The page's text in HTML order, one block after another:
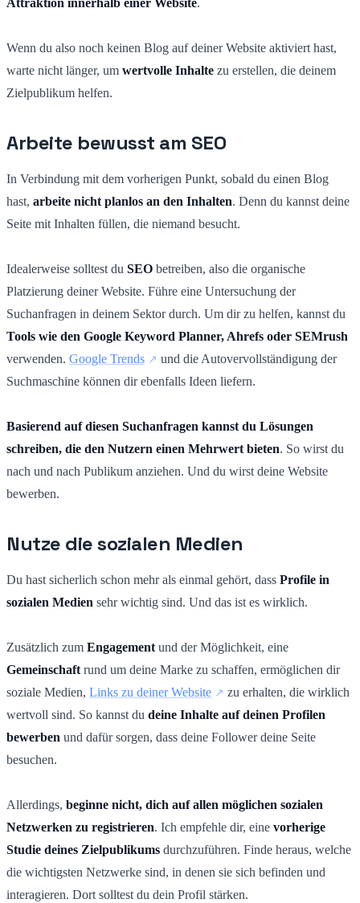
Wenn du also noch keinen Blog auf deiner Website aktiviert hast,
warte nicht länger, um wertvolle Inhalte zu erstellen, die deinem
Zielpublikum helfen.
Arbeite bewusst am SEO
In Verbindung mit dem vorherigen Punkt, sobald du einen Blog
hast, arbeite nicht planlos an den Inhalten. Denn du kannst deine
Seite mit Inhalten füllen, die niemand besucht.
Idealerweise solltest du SEO betreiben, also die organische
Platzierung deiner Website. Führe eine Untersuchung der
Suchanfragen in deinem Sektor durch. Um dir zu helfen, kannst du
Tools wie den Google Keyword Planner, Ahrefs oder SEMrush
verwenden. Google Trends
und die Autovervollständigung der
Suchmaschine können dir ebenfalls Ideen liefern.
Basierend auf diesen Suchanfragen kannst du Lösungen
schreiben, die den Nutzern einen Mehrwert bieten. So wirst du
nach und nach Publikum anziehen. Und du wirst deine Website
bewerben.
Nutze die sozialen Medien
Du hast sicherlich schon mehr als einmal gehört, dass Profile in
sozialen Medien sehr wichtig sind. Und das ist es wirklich.
Zusätzlich zum Engagement und der Möglichkeit, eine
Gemeinschaft rund um deine Marke zu schaffen, ermöglichen dir
soziale Medien, Links zu deiner Website
zu erhalten, die wirklich
wertvoll sind. So kannst du deine Inhalte auf deinen Profilen
bewerben und dafür sorgen, dass deine Follower deine Seite
besuchen.
Allerdings, beginne nicht, dich auf allen möglichen sozialen
Netzwerken zu registrieren. Ich empfehle dir, eine vorherige
Studie deines Zielpublikums durchzuführen. Finde heraus, welche
die wichtigsten Netzwerke sind, in denen sie sich befinden und
interagieren. Dort solltest du dein Profil stärken.